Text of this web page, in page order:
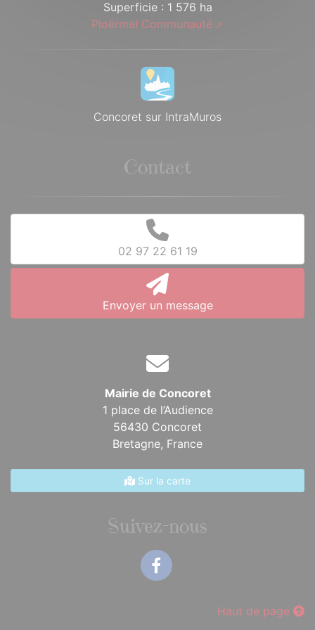
Superficie : 1 576 ha
Ploërmel Communauté
Concoret sur IntraMuros
Contact
02 97 22 61 19
Envoyer un message
Mairie de Concoret
1 place de l’Audience
56430 Concoret
Bretagne, France
Sur la carte
Suivez-nous
Haut de page